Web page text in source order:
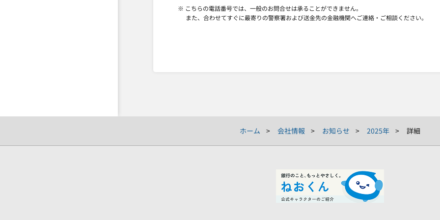
※ こちらの電話番号では、一般のお問合せは承ることができません。
また、合わせてすぐに最寄りの警察署および送金先の金融機関へご連絡・ご相談ください。
ホーム 会社情報 お知らせ 2025年 詳細